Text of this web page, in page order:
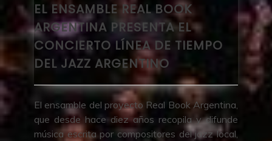
EL ENSAMBLE REAL BOOK
ARGENTINA PRESENTA EL
CONCIERTO LÍNEA DE TIEMPO
DEL JAZZ ARGENTINO
El ensamble del proyecto Real Book Argentina,
que desde hace diez años recopila y difunde
música escrita por compositores del jazz local,